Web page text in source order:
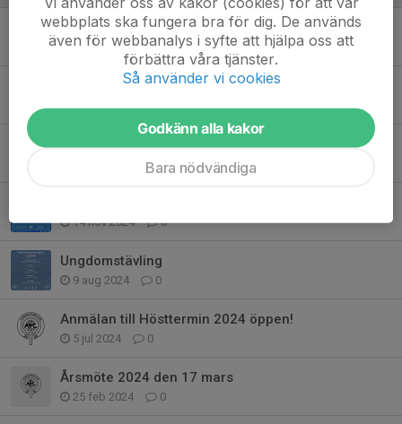
Ungdomsträning hösten 2025
14 aug 2025 0
Årsmöte på söndag kl 11
14 mar 2025 0
Alingsåsmästerskapen 2025
0
14 nov 2024 0
Ungdomstävling
9 aug 2024 0
Anmälan till Hösttermin 2024 öppen!
5 jul 2024 0
Årsmöte 2024 den 17 mars
25 feb 2024 0
webbplats ska fungera bra för dig. De används
även för webbanalys i syfte att hjälpa oss att
förbättra våra tjänster.
Så använder vi cookies
Godkänn alla kakor
Bara nödvändiga